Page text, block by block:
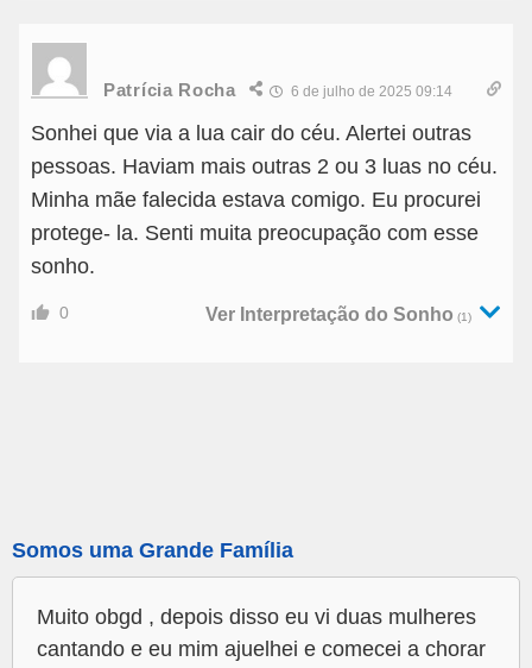
Patrícia Rocha 6 de julho de 2025 09:14
Sonhei que via a lua cair do céu. Alertei outras
pessoas. Haviam mais outras 2 ou 3 luas no céu.
Minha mãe falecida estava comigo. Eu procurei
protege- la. Senti muita preocupação com esse
sonho.
0 Ver Interpretação do Sonho (1)
Somos uma Grande Família
Muito obgd , depois disso eu vi duas mulheres
cantando e eu mim ajuelhei e comecei a chorar